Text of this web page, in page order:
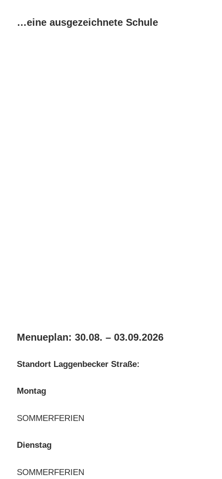
…eine ausgezeichnete Schule
Menueplan: 30.08. – 03.09.2026
Standort Laggenbecker Straße:
Montag
SOMMERFERIEN
Dienstag
SOMMERFERIEN